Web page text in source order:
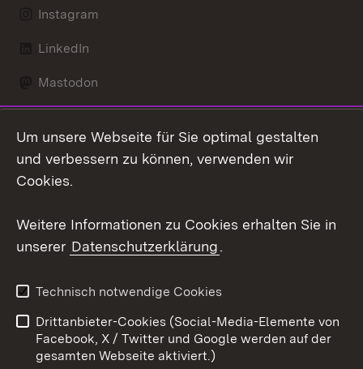
Instagram
LinkedIn
Mastodon
X / Twitter
Youtube
Kontakt
Datenschutz
Barrierefreiheit
Impressum Cookies
Um unsere Webseite für Sie optimal gestalten
und verbessern zu können, verwenden wir
Cookies.
Weitere Informationen zu Cookies erhalten Sie in
unserer Datenschutzerklärung.
Technisch notwendige Cookies
Drittanbieter-Cookies (Social-Media-Elemente von
Facebook, X / Twitter und Google werden auf der
gesamten Webseite aktiviert.)